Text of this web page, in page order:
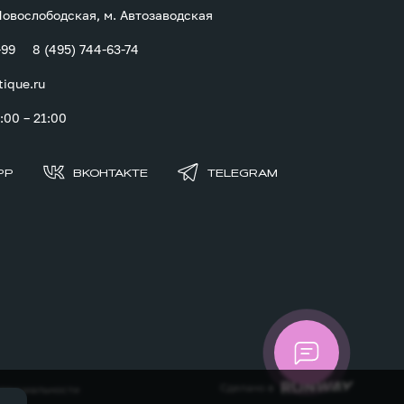
м. Автозаводская
8 (495) 744-63-74
– 21:00
ВКОНТАКТЕ TELEGRAM